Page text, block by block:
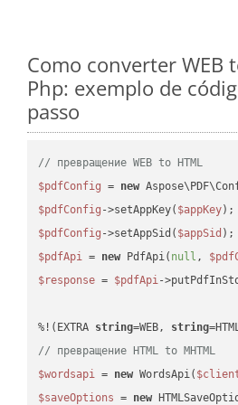
Como converter WEB
Php: exemplo de
passo
// превращение WEB to HTML
$pdfConfig = new
$pdfConfig ->setAppKey( $appKey
$pdfConfig ->setAppSid( $appSid
$pdfApi = new PdfApi( null ,
$response = $pdfApi-
%!(EXTRA string=WEB, string
// превращение HTML to MHTML
$wordsapi = new WordsApi(
$saveOptions = new